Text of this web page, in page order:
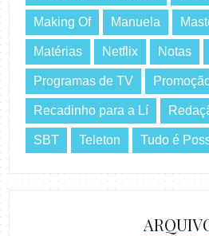
Making Of Manuela
Matérias Netflix Notas
Programas de TV
Recadinho para a Lí
SBT Teleton Tudo é